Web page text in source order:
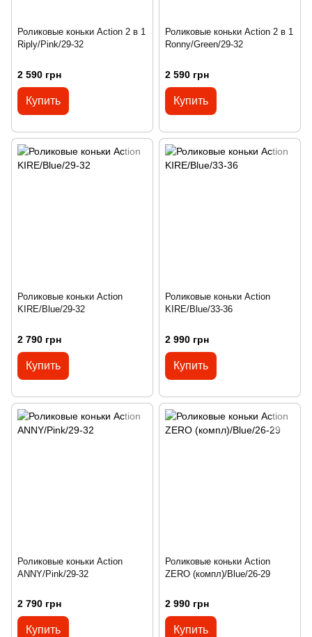
Роликовые коньки Action 2 в 1
Riply/Pink/29-32
2 590 грн
Купить
Роликовые коньки Action 2 в 1
Ronny/Green/29-32
2 590 грн
Купить
Роликовые коньки Action
KIRE/Blue/29-32
2 790 грн
Купить
Роликовые коньки Action
KIRE/Blue/33-36
2 990 грн
Купить
Роликовые коньки Action
ANNY/Pink/29-32
2 790 грн
Купить
Роликовые коньки Action
ZERO (компл)/Blue/26-29
2 990 грн
Купить